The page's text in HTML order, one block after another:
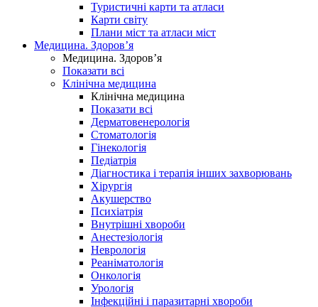
Туристичні карти та атласи
Карти світу
Плани міст та атласи міст
Медицина. Здоров’я
Медицина. Здоров’я
Показати всі
Клінічна медицина
Клінічна медицина
Показати всі
Дерматовенерологія
Стоматологія
Гінекологія
Педіатрія
Діагностика і терапія інших захворювань
Хірургія
Акушерство
Психіатрія
Внутрішні хвороби
Анестезіологія
Неврологія
Реаніматологія
Онкологія
Урологія
Інфекційні і паразитарні хвороби